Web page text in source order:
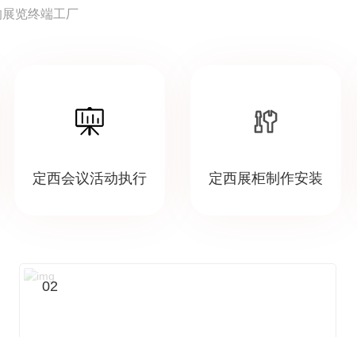
览终端工厂
定西会议活动执行 定西展柜制作安装
02